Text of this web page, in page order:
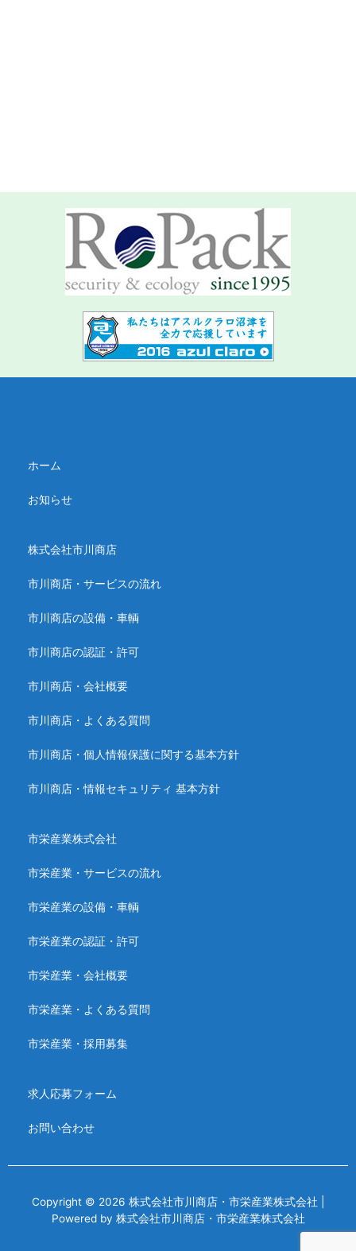
ホーム
お知らせ
株式会社市川商店
市川商店・サービスの流れ
市川商店の設備・車輌
市川商店の認証・許可
市川商店・会社概要
市川商店・よくある質問
市川商店・個人情報保護に関する基本方針
市川商店・情報セキュリティ 基本方針
市栄産業株式会社
市栄産業・サービスの流れ
市栄産業の設備・車輌
市栄産業の認証・許可
市栄産業・会社概要
市栄産業・よくある質問
市栄産業・採用募集
求人応募フォーム
お問い合わせ
Copyright © 2026 株式会社市川商店・市栄産業株式会社 |
Powered by 株式会社市川商店・市栄産業株式会社